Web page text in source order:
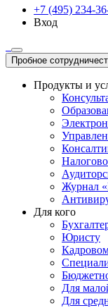
+7 (495) 234-
Вход
Пробное
Продукты и
Журнал
Для кого
Юристу
Для
Для